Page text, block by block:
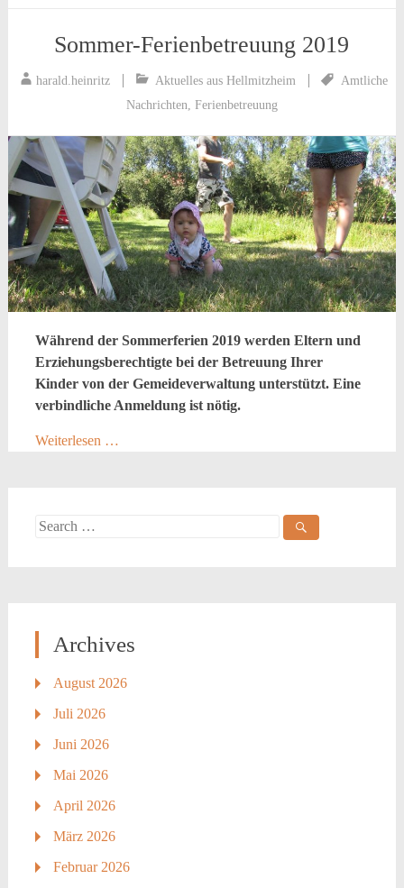
Sommer-Ferienbetreuung 2019
harald.heinritz Aktuelles aus Hellmitzheim
Amtliche
Nachrichten, Ferienbetreuung
Während der Sommerferien 2019 werden Eltern und
Erziehungsberechtigte bei der Betreuung Ihrer
Kinder von der Gemeideverwaltung unterstützt. Eine
verbindliche Anmeldung ist nötig.
Weiterlesen …
Search
Archives
August 2026
Juli 2026
Juni 2026
Mai 2026
April 2026
März 2026
Februar 2026